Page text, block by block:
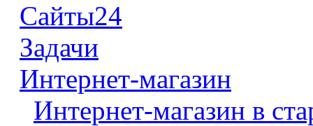
Сайты24
Задачи
Интернет-магазин
Интернет-магазин в